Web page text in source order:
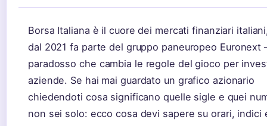
Borsa Italiana è il cuore dei mercati finanziari
dal 2021 fa parte del gruppo paneuropeo Euronext
paradosso che cambia le regole del gioco per
aziende. Se hai mai guardato un grafico azionario
chiedendoti cosa significano quelle sigle e quei
non sei solo: ecco cosa devi sapere su orari, indici